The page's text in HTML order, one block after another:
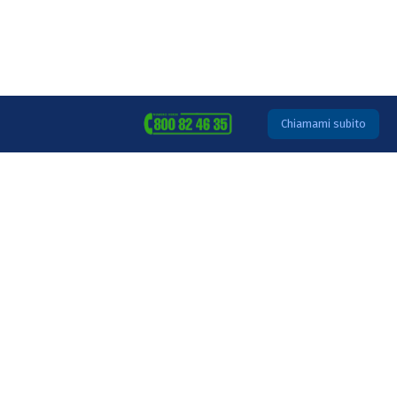
Chiamami subito